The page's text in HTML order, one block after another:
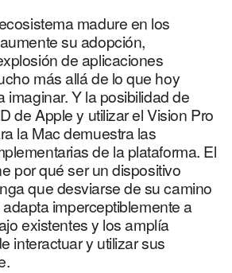
madure en los
su adopción,
de aplicaciones
más allá de lo que hoy
imaginar. Y la posibilidad de
de Apple y utilizar el Vision Pro
la Mac demuestra las
de la plataforma. El
por qué ser un dispositivo
que desviarse de su camino
imperceptiblemente a
existentes y los amplía
interactuar y utilizar sus